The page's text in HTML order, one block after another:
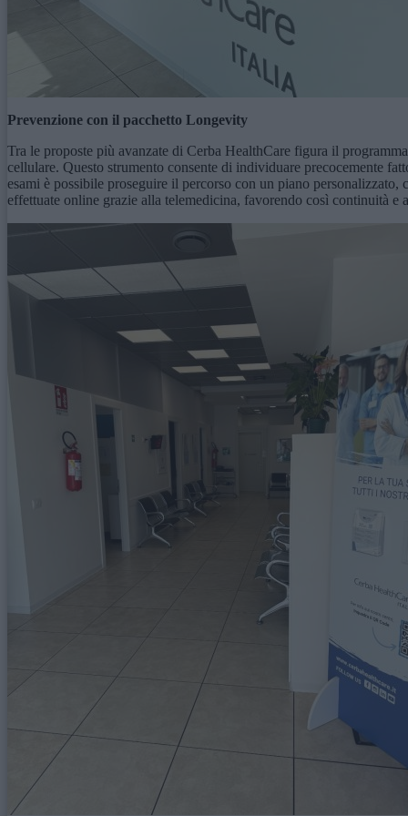
Prevenzione con il pacchetto Longevity
Tra le proposte più avanzate di Cerba HealthCare figura il
cellulare. Questo strumento consente di individuare precocemente
esami è possibile proseguire il percorso con un piano
effettuate online grazie alla telemedicina, favorendo così continuità e